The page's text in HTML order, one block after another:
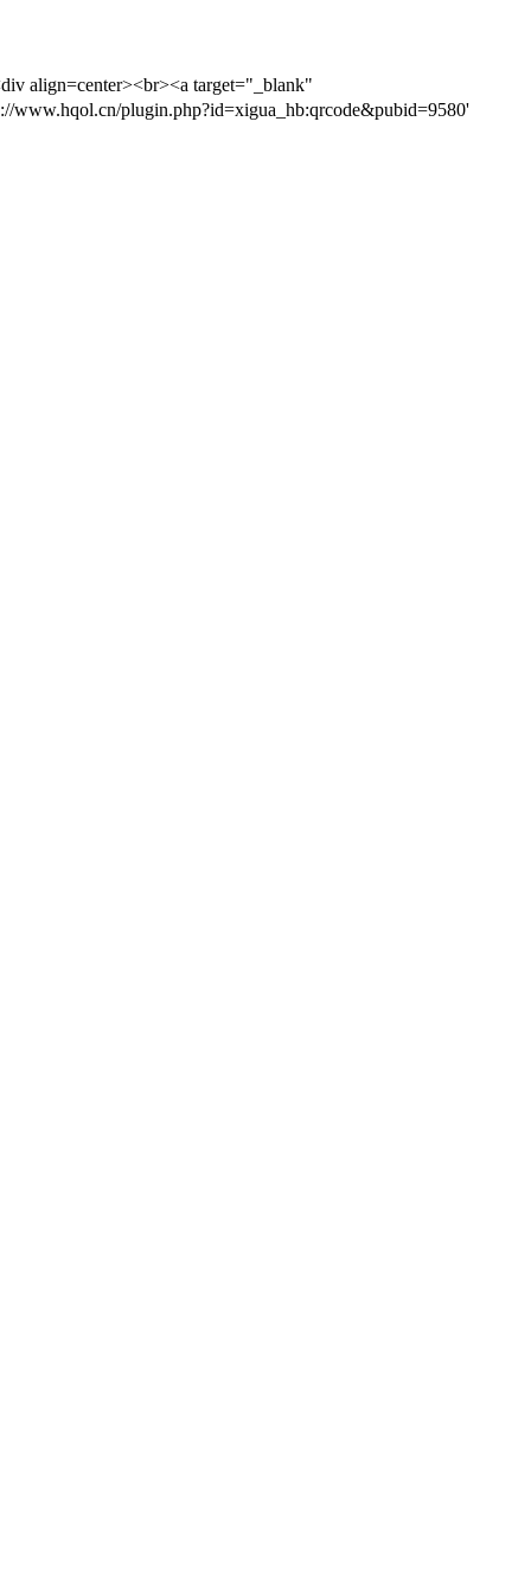
align=center><br><a target="_blank"
plugin.php?id=xigua_hb:qrcode&pubid=9580'